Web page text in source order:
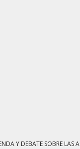
Y UNA LEY